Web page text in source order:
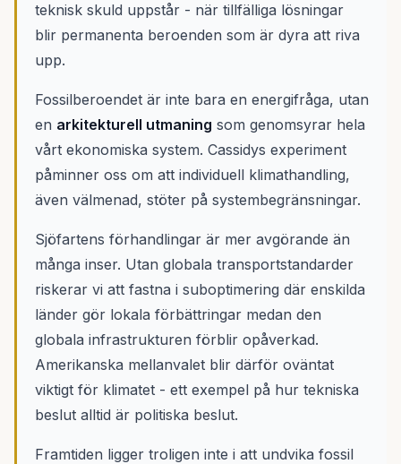
teknisk skuld uppstår - när tillfälliga lösningar
blir permanenta beroenden som är dyra att riva
upp.
Fossilberoendet är inte bara en energifråga, utan
en arkitekturell utmaning som genomsyrar hela
vårt ekonomiska system. Cassidys experiment
påminner oss om att individuell klimathandling,
även välmenad, stöter på systembegränsningar.
Sjöfartens förhandlingar är mer avgörande än
många inser. Utan globala transportstandarder
riskerar vi att fastna i suboptimering där enskilda
länder gör lokala förbättringar medan den
globala infrastrukturen förblir opåverkad.
Amerikanska mellanvalet blir därför oväntat
viktigt för klimatet - ett exempel på hur tekniska
beslut alltid är politiska beslut.
Framtiden ligger troligen inte i att undvika fossil